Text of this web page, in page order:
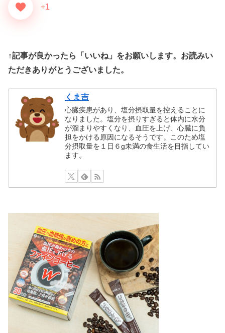
+1
↑記事が良かったら「いいね」をお願いします。お読みい
ただきありがとうございました。
くま吉
心臓疾患があり、塩分摂取量を控えることに
なりました。塩分を摂りすぎると体内に水分
が溜まりやすくなり、血圧を上げ、心臓に負
担をかける原因になるそうです。このため塩
分摂取量を１日６g未満の食生活を目指してい
ます。